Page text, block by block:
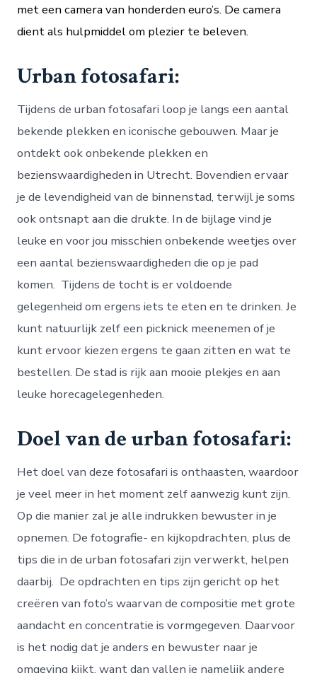
met een camera van honderden euro’s. De camera
dient als hulpmiddel om plezier te beleven.
Urban fotosafari:
Tijdens de urban fotosafari loop je langs een aantal
bekende plekken en iconische gebouwen. Maar je
ontdekt ook onbekende plekken en
bezienswaardigheden in Utrecht. Bovendien ervaar
je de levendigheid van de binnenstad, terwijl je soms
ook ontsnapt aan die drukte. In de bijlage vind je
leuke en voor jou misschien onbekende weetjes over
een aantal bezienswaardigheden die op je pad
komen. Tijdens de tocht is er voldoende
gelegenheid om ergens iets te eten en te drinken. Je
kunt natuurlijk zelf een picknick meenemen of je
kunt ervoor kiezen ergens te gaan zitten en wat te
bestellen. De stad is rijk aan mooie plekjes en aan
leuke horecagelegenheden.
Doel van de urban fotosafari:
Het doel van deze fotosafari is onthaasten, waardoor
je veel meer in het moment zelf aanwezig kunt zijn.
Op die manier zal je alle indrukken bewuster in je
opnemen. De fotografie- en kijkopdrachten, plus de
tips die in de urban fotosafari zijn verwerkt, helpen
daarbij. De opdrachten en tips zijn gericht op het
creëren van foto’s waarvan de compositie met grote
aandacht en concentratie is vormgegeven. Daarvoor
is het nodig dat je anders en bewuster naar je
omgeving kijkt, want dan vallen je namelijk andere